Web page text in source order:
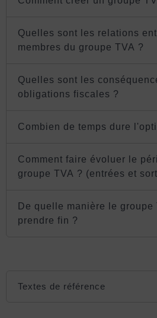
Quelles sont les relations
membres du groupe TVA ?
Quelles sont les
obligations fiscales ?
Combien de temps dure
Comment faire évoluer le
groupe TVA ? (entrées et
De quelle manière le groupe
prendre fin ?
Textes de référence